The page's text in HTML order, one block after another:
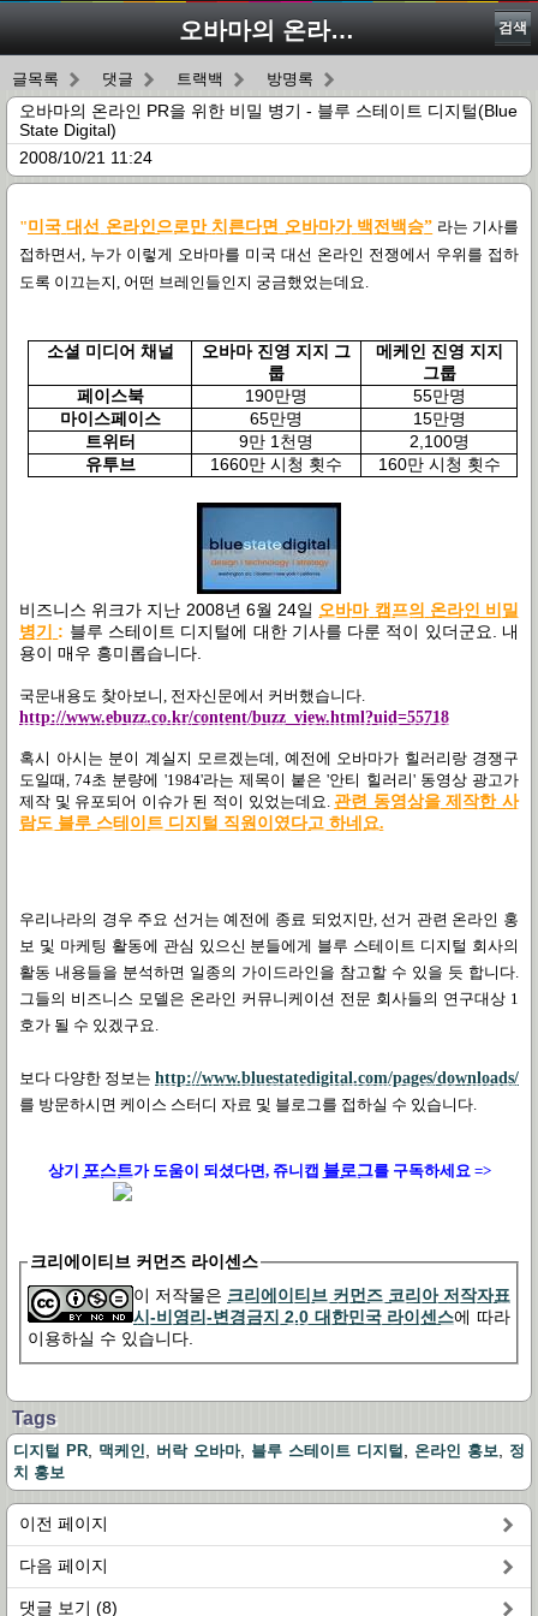
오바마의 온라인 PR을 위한 비밀 병기 - 블루 스테이트 디지털(Blue State Digital) 검색
글목록 댓글 트랙백 방명록
오바마의 온라인 PR을 위한 비밀 병기 - 블루 스테이트 디지털(Blue
State Digital)
2008/10/21 11:24
"미국 대선 온라인으로만 치른다면 오바마가 백전백승” 라는 기사를
접하면서, 누가 이렇게 오바마를 미국 대선 온라인 전쟁에서 우위를 접하
도록 이끄는지, 어떤 브레인들인지 궁금했었는데요.
소셜 미디어 채널
오바마 진영 지지 그
룹
메케인 진영 지지
그룹
페이스북
190만명 55만명
마이스페이스
65만명 15만명
트위터
9만 1 천명 2,100명
유투브
1660만 시청 횟수 160만 시청 횟수
비즈니스 위크가 지난 2008년 6월 24일 오바마 캠프의 온라인
비밀
병기
: 블루 스테이트 디지털에 대한 기사를 다룬 적이 있더군요
내
용이 매우 흥미롭습니다
국문내용도 찾아보니, 전자신문에서 커버했습니다.
http://www.ebuzz.co.kr/content/buzz_view.html?uid=55718
혹시 아시는 분이 계실지 모르겠는데, 예전에 오바마가 힐러리랑 경쟁구
도일때,74초 분량에 '1984'라는 제목이 붙은 '안티 힐러리' 동영상 광고가
제작 및 유포되어 이슈가 된 적이 있었는데요. 관련 동영상을 제작한 사
람도 블루 스테이트 디지털 직원이였다고 하네요.
우리나라의 경우 주요 선거는 예전에 종료 되었지만,선거 관련 온라인 홍
보 및 마케팅 활동에 관심 있으신 분들에게 블루 스테이트 디지털 회사의
활동 내용들을 분석하면 일종의 가이드라인을 참고할 수 있을 듯 합니다.
그들의 비즈니스 모델은 온라인 커뮤니케이션 전문 회사들의 연구대상 1
호가 될 수 있겠구요.
보다 다양한 정보는 http://www.bluestatedigital.com/pages/downloads/
를 방문하시면 케이스 스터디 자료 및 블로그를 접하실 수 있습니다.
상기 포스트가 도움이 되셨다면, 쥬니캡 블로그를 구독하세요 =>
크리에이티브 커먼즈 라이센스
이 저작물은 크리에이티브 커먼즈 코리아 저작자표
시-비영리-변경금지 2.0 대한민국 라이센스에 따라
이용하실 수 있습니다.
Tags
디지털 PR 맥케인 버락 오바마, 블루 스테이트 디지털 온라인 홍보
정
치 홍보
이전 페이지
다음 페이지
댓글 보기 (8)